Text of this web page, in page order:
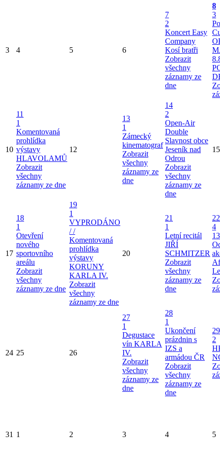
3 4 5 6
7
2
Koncert Easy
Company
Kosí bratři
Zobrazit
všechny
záznamy ze
dne
8
3
10
11
1
Komentovaná
prohlídka
výstavy
HLAVOLAMŮ
Zobrazit
všechny
záznamy ze dne
12
13
1
Zámecký
kinematograf
Zobrazit
všechny
záznamy ze
dne
14
2
Open-Air
Double
Slavnost obce
Jeseník nad
Odrou
Zobrazit
všechny
záznamy ze
dne
15
17
18
1
Otevření
nového
sportovního
areálu
Zobrazit
všechny
záznamy ze dne
19
1
VYPRODÁNO
/ /
Komentovaná
prohlídka
výstavy
KORUNY
KARLA IV.
Zobrazit
všechny
záznamy ze dne
20
21
1
Letní recitál
JIŘÍ
SCHMITZER
Zobrazit
všechny
záznamy ze
dne
22
4
24 25 26
27
1
Degustace
vín KARLA
IV.
Zobrazit
všechny
záznamy ze
dne
28
1
Ukončení
prázdnin s
IZS a
armádou ČR
Zobrazit
všechny
záznamy ze
dne
29
2
31 1 2 3 4 5